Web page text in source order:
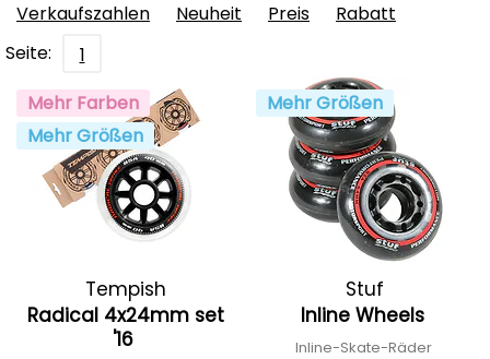
Verkaufszahlen Neuheit Preis
Rabatt
Seite:
1
Mehr Farben
Mehr Größen
Tempish
Radical 4x24mm set
'16
Mehr Größen
Stuf
Inline Wheels
Inline-Skate-Räder